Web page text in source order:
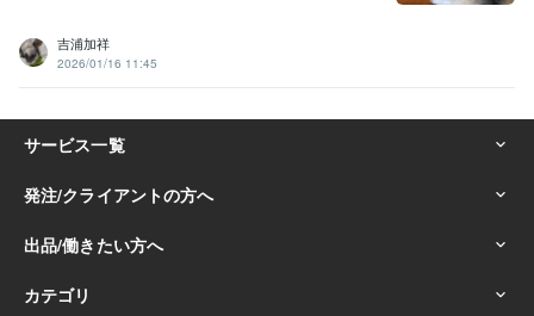
吉浦加祥
2026/01/16 11:45